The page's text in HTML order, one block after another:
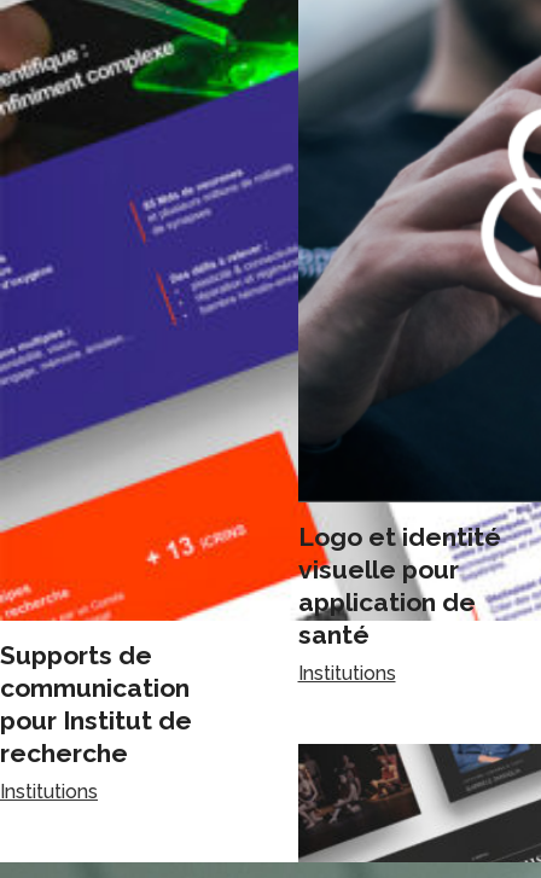
Supports de
communication
pour Institut de
recherche
Institutions
Logo et identité
visuelle pour
application de
santé
Institutions